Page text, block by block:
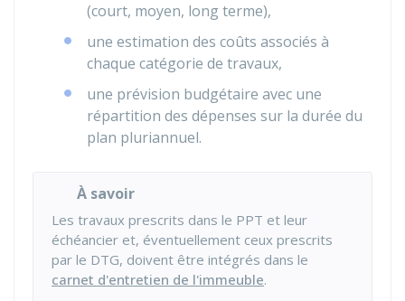
(court, moyen, long terme),
une estimation des coûts associés à
chaque catégorie de travaux,
une prévision budgétaire avec une
répartition des dépenses sur la durée du
plan pluriannuel.
À savoir
Les travaux prescrits dans le PPT et leur
échéancier et, éventuellement ceux prescrits
par le DTG, doivent être intégrés dans le
carnet d'entretien de l'immeuble.